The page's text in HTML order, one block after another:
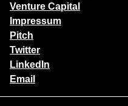
Venture Capital
Impressum
Pitch
Twitter
LinkedIn
Email